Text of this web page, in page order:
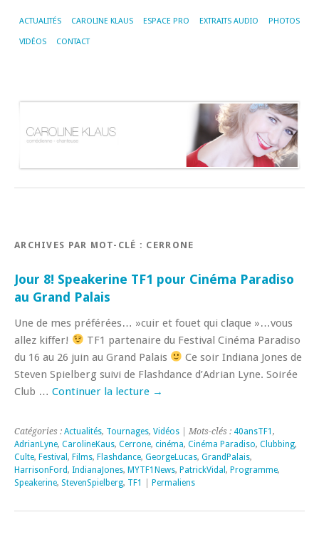
ACTUALITÉS CAROLINE KLAUS ESPACE PRO EXTRAITS AUDIO PHOTOS
VIDÉOS CONTACT
ARCHIVES PAR MOT-CLÉ : CERRONE
Jour 8! Speakerine TF1 pour Cinéma Paradiso
au Grand Palais
Une de mes préférées… »cuir et fouet qui claque »…vous
allez kiffer!
TF1 partenaire du Festival Cinéma Paradiso
du 16 au 26 juin au Grand Palais
Ce soir Indiana Jones de
Steven Spielberg suivi de Flashdance d’Adrian Lyne. Soirée
Club … Continuer la lecture →
Catégories : Actualités, Tournages, Vidéos | Mots-clés : 40ansTF1 ,
AdrianLyne, CarolineKaus, Cerrone, cinéma, Cinéma Paradiso, Clubbing,
Culte, Festival , Films, Flashdance, GeorgeLucas, GrandPalais,
HarrisonFord, IndianaJones, MYTF1News, PatrickVidal , Programme,
Speakerine, StevenSpielberg, TF1 Permaliens